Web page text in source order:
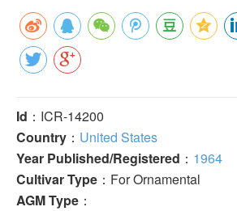
Id ：ICR-14200
Country ： United States
Year Published/Registered ： 1964
Cultivar Type ：For Ornamental
AGM Type ：